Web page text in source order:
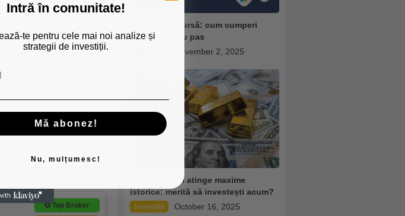
tranzacționează
care doriți să le dețineți și
automat pentru dvs. și
acțiuni la PepsiCo.
necesare despre
ETF-uri, criptomonede
✪Top Broker
Investiții la bursă: cum cumperi
acțiuni pas cu pas
November 2, 2025
Prețul aurului atinge maxime
istorice: merită să investești acum?
Investiții
October 16, 2025
Intră în comunitate!
te pentru cele mai noi analize și
strategii de investiții.
Mă abonez!
Nu, mulțumesc!